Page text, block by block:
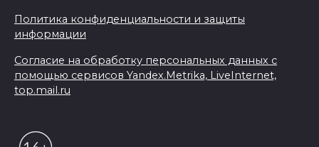
Политика конфиденциальности и защиты
информации
Согласие на обработку персональных данных с
помощью сервисов Yandex.Metrika, LiveInternet,
top.mail.ru